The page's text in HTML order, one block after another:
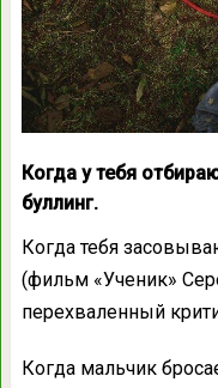
Когда у тебя
буллинг.
Когда тебя
(фильм «Ученик»
перехваленный
Когда мальчик